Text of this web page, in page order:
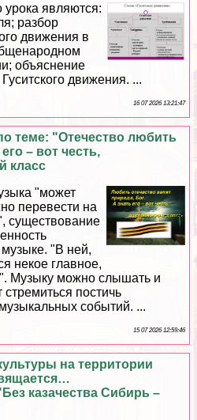
являются:
разбор
движения в
объяснение
движения. ...
16 07 2026 13:21:47
теме: "Отечество любить
– вот честь,
класс
"может
перевести на
существование
музыке. "В ней,
некое главное,
Музыку можно слышать и
постичь
событий. ...
15 07 2026 12:59:46
на территории
казачества Сибирь –